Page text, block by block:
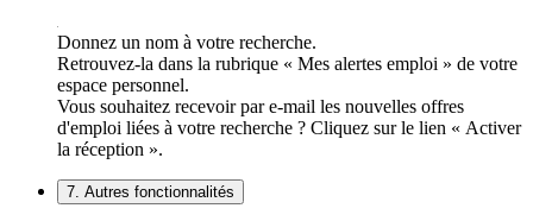
Donnez un nom à votre recherche.
Retrouvez-la dans la rubrique « Mes alertes emploi » de votre
espace personnel.
Vous souhaitez recevoir par e-mail les nouvelles offres
d'emploi liées à votre recherche ? Cliquez sur le lien « Activer
la réception ».
7. Autres fonctionnalités